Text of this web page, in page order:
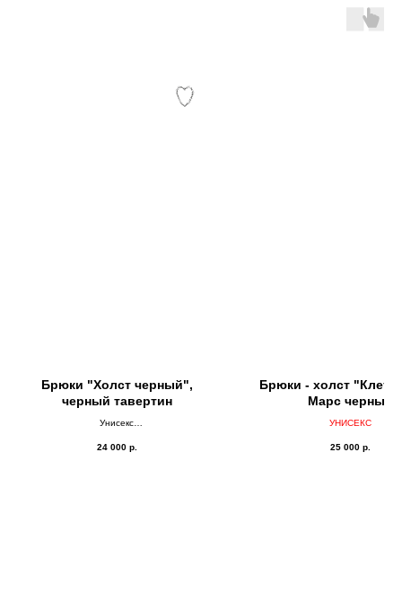
Брюки "Холст черный",
черный тавертин
Унисекс
24 000 р.
Брюки - холст
Марс черный
УНИСЕКС
25 000 р.